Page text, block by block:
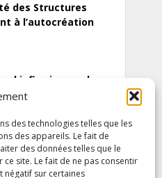
des technologies telles que les
des appareils. Le fait de
des données telles que le
site. Le fait de ne pas consentir
négatif sur certaines
des Structures
à l’autocréation
infirmier :quels
de soins pour
newsletter